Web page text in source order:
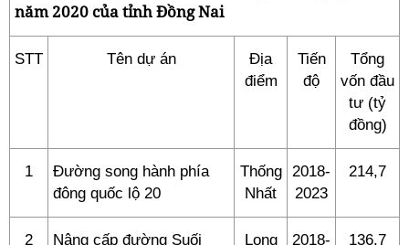
năm 2020 của tỉnh Đồng Nai
STT Tên dự án
Địa
điểm
Tiến
độ
Tổng
vốn đầu
tư (tỷ
đồng)
1
Đường song hành phía
đông quốc lộ 20
Thống
Nhất
2018-
2023
214,7
2 Nâng cấp đường Suối Long 2018- 136,7